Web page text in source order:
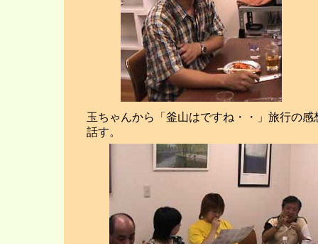
玉ちゃんから「釜山はですね・・」旅行の感
話す。